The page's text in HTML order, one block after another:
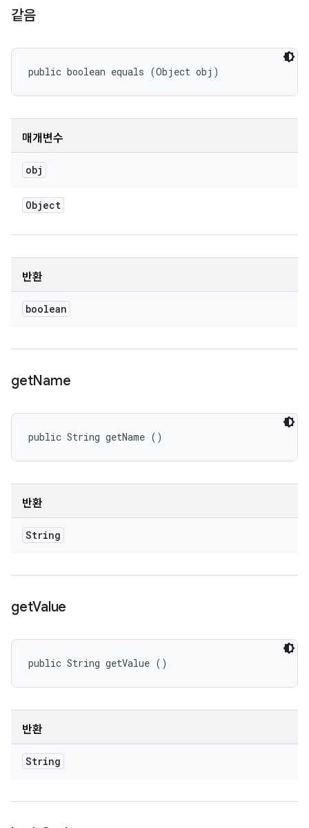
같음
public boolean equals (Object obj)
매개변수
obj
Object
반환
boolean
getName
public String getName ()
반환
String
getValue
public String getValue ()
반환
String